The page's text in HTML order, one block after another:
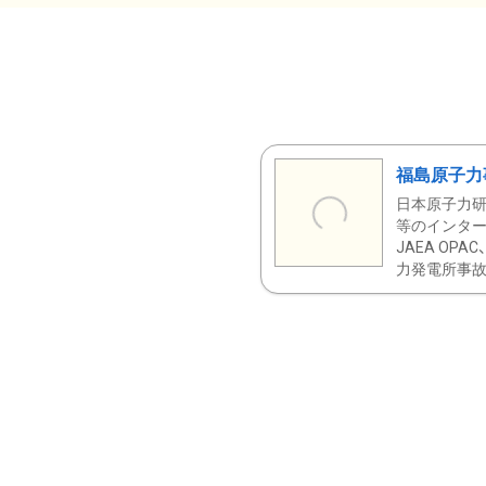
福島原子
日本原子力
等のインタ
JAEA OPAC
力発電所事